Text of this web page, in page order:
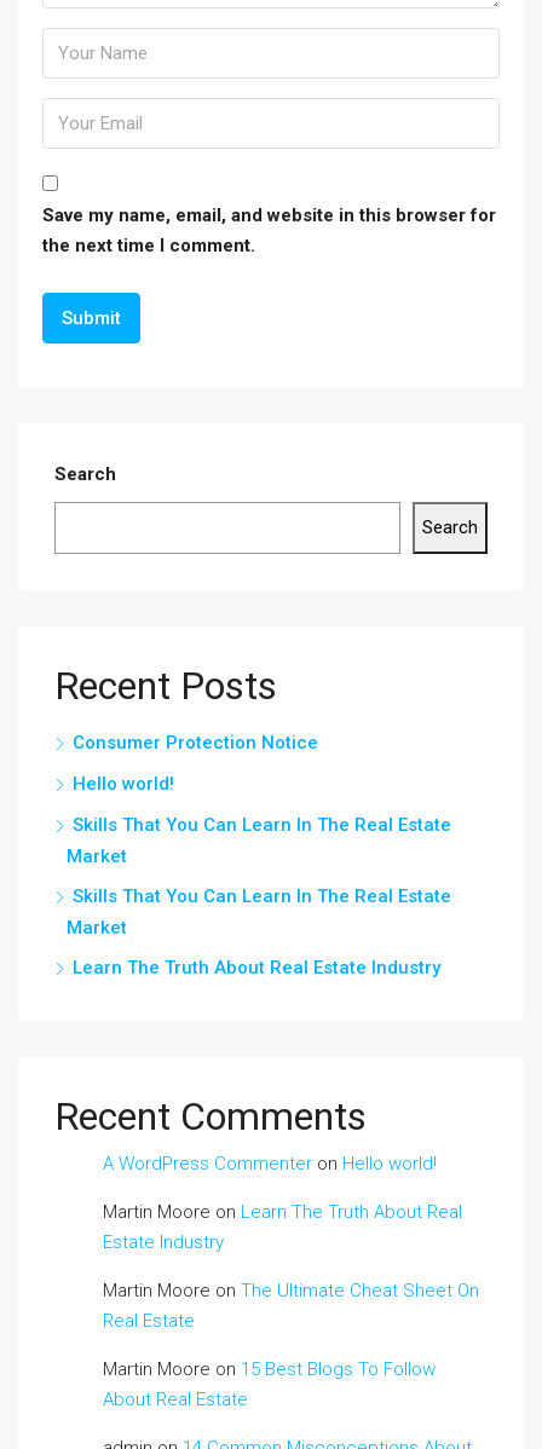
Save my name, email, and website in this browser for
the next time I comment.
Search
Search
Recent Posts
Consumer Protection Notice
Hello world!
Skills That You Can Learn In The Real Estate
Market
Skills That You Can Learn In The Real Estate
Market
Learn The Truth About Real Estate Industry
Recent Comments
A WordPress Commenter on Hello world!
Martin Moore on Learn The Truth About Real
Estate Industry
Martin Moore on The Ultimate Cheat Sheet On
Real Estate
Martin Moore on 15 Best Blogs To Follow
About Real Estate